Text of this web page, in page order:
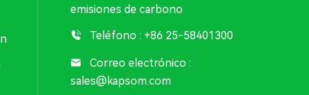
emisiones de carbono
Teléfono : +86 25-58401300
Correo electrónico :
sales@kapsom.com